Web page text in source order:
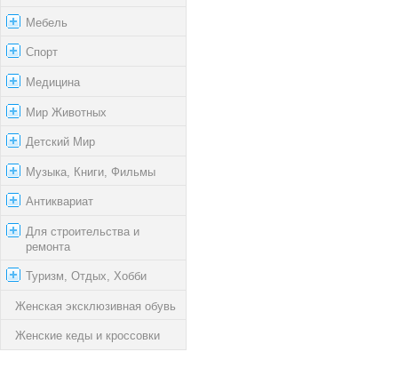
Мебель
Спорт
Медицина
Мир Животных
Детский Мир
Музыка, Книги, Фильмы
Антиквариат
Для строительства и
ремонта
Туризм, Отдых, Хобби
Женская эксклюзивная обувь
Женские кеды и кроссовки